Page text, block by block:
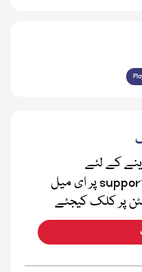
کے لئے
support@dawateislami.net پر ای میل
پر کلک کیجئے